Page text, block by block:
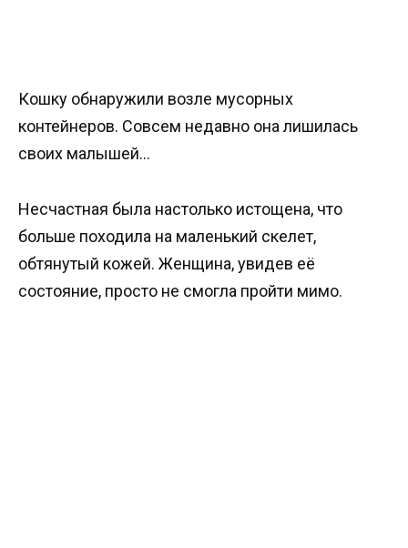
Кошку обнаружили возле мусорных
контейнеров. Совсем недавно она лишилась
своих малышей…
Несчастная была настолько истощена, что
больше походила на маленький скелет,
обтянутый кожей. Женщина, увидев её
состояние, просто не смогла пройти мимо.